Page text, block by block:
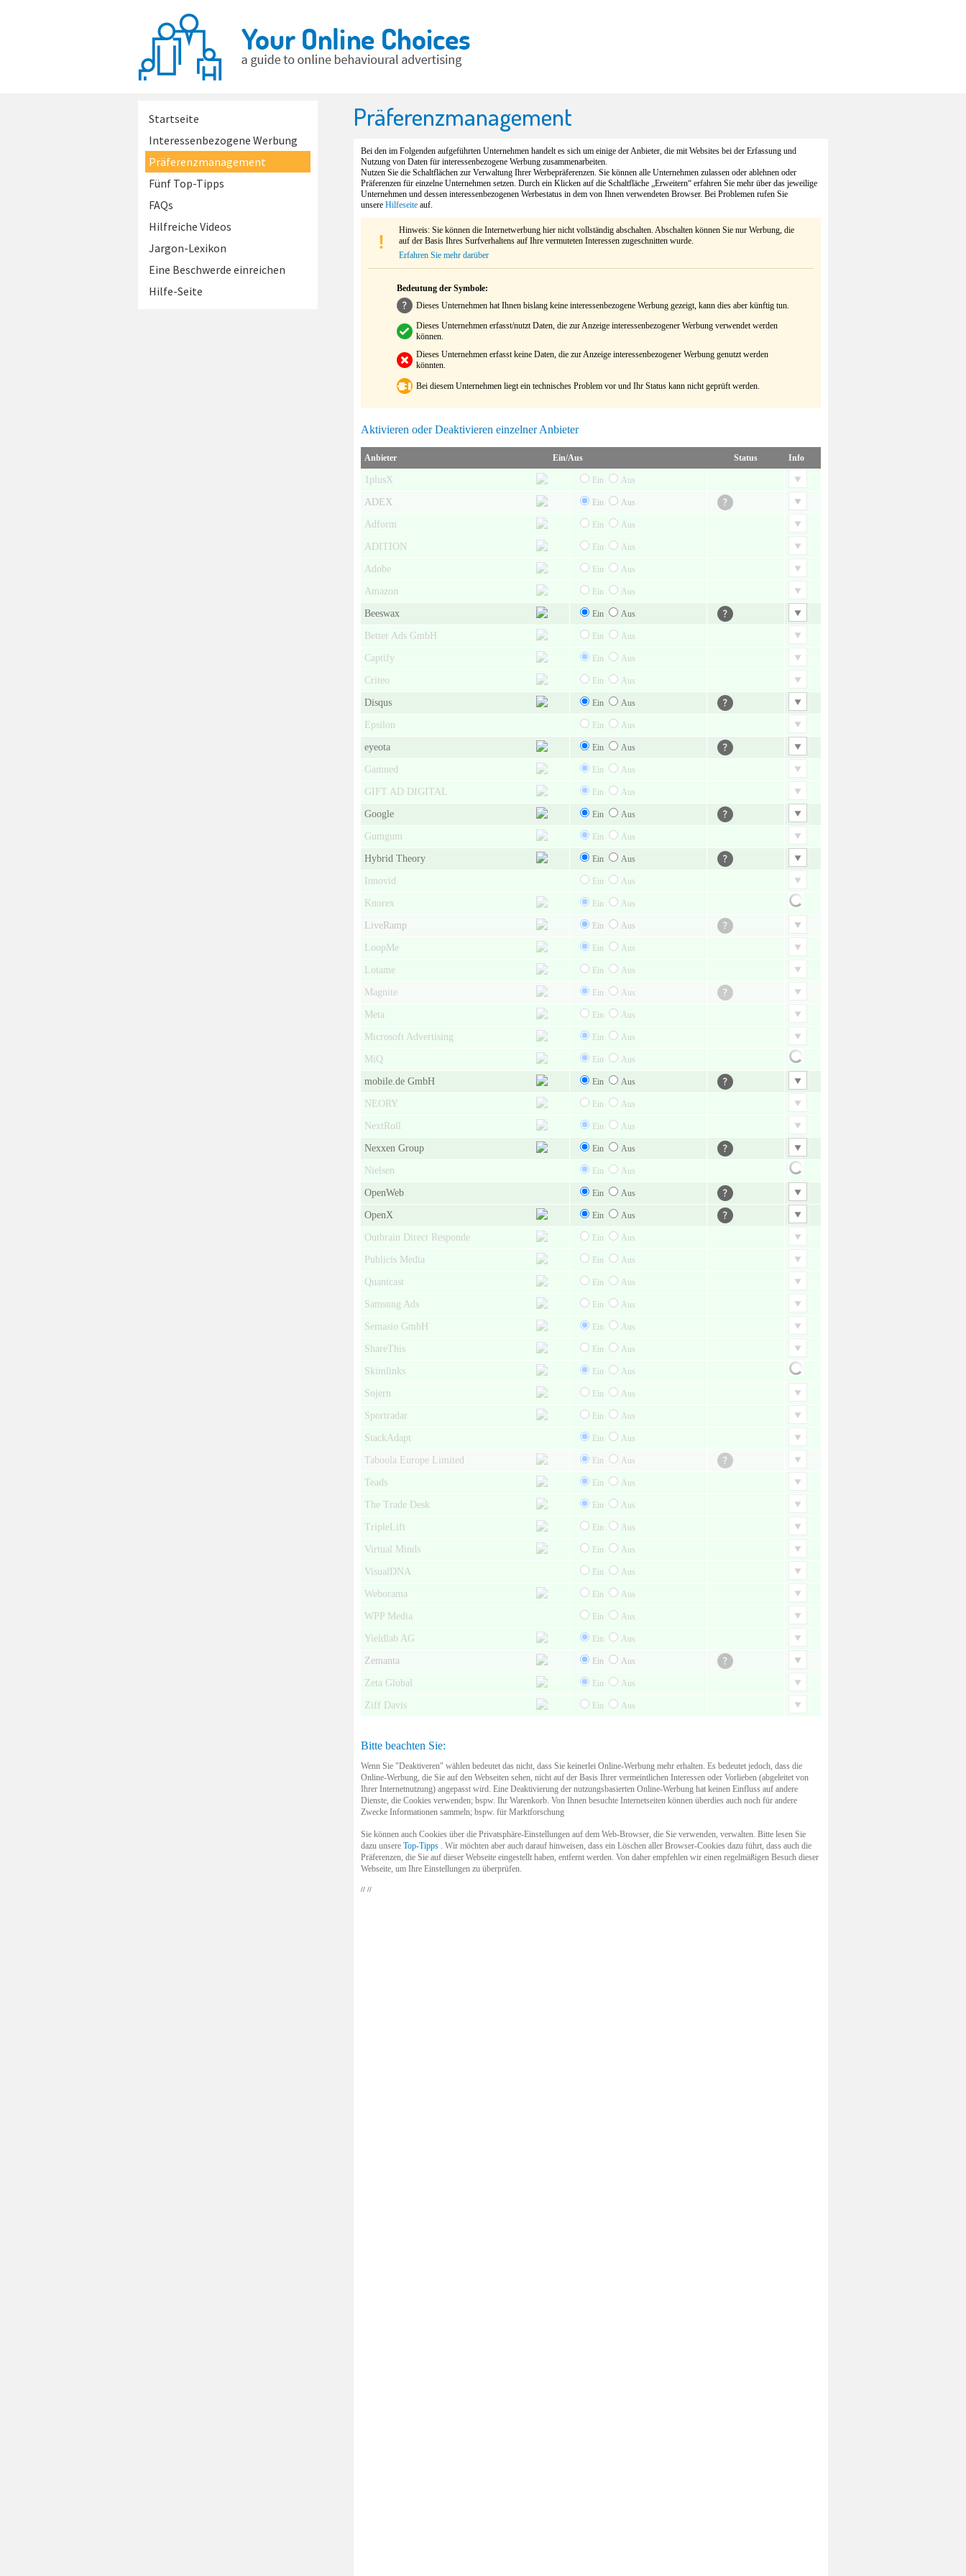
Startseite
Interessenbezogene Werbung
Präferenzmanagement
Fünf Top-Tipps
FAQs
Hilfreiche Videos
Jargon-Lexikon
Eine Beschwerde einreichen
Hilfe-Seite
Präferenzmanagement
Bei den im Folgenden aufgeführten Unternehmen handelt es sich um einige der Anbieter, die mit Websites bei der Erfassung und
Nutzung von Daten für interessenbezogene Werbung zusammenarbeiten.
Nutzen Sie die Schaltflächen zur Verwaltung Ihrer Werbepräferenzen. Sie können alle Unternehmen zulassen oder ablehnen oder
Präferenzen für einzelne Unternehmen setzen. Durch ein Klicken auf die Schaltfläche „Erweitern“ erfahren Sie mehr über das jeweilige
Unternehmen und dessen interessenbezogenen Werbestatus in dem von Ihnen verwendeten Browser. Bei Problemen rufen Sie
unsere Hilfeseite auf.
Hinweis: Sie können die Internetwerbung hier nicht vollständig abschalten. Abschalten können Sie nur Werbung, die
auf der Basis Ihres Surfverhaltens auf Ihre vermuteten Interessen zugeschnitten wurde.
Erfahren Sie mehr darüber
Bedeutung der Symbole:
Dieses Unternehmen hat Ihnen bislang keine interessenbezogene Werbung gezeigt, kann dies aber künftig tun.
Dieses Unternehmen erfasst/nutzt Daten, die zur Anzeige interessenbezogener Werbung verwendet werden
können.
Dieses Unternehmen erfasst keine Daten, die zur Anzeige interessenbezogener Werbung genutzt werden
könnten.
Bei diesem Unternehmen liegt ein technisches Problem vor und Ihr Status kann nicht geprüft werden.